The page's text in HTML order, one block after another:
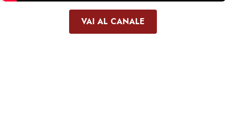
VAI AL CANALE